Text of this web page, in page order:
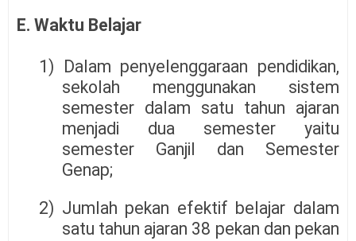
E. Waktu Belajar
1) Dalam penyelenggaraan pendidikan,
sekolah menggunakan sistem
semester dalam satu tahun ajaran
menjadi dua semester yaitu
semester Ganjil dan Semester
Genap;
2) Jumlah pekan efektif belajar dalam
satu tahun ajaran 38 pekan dan pekan